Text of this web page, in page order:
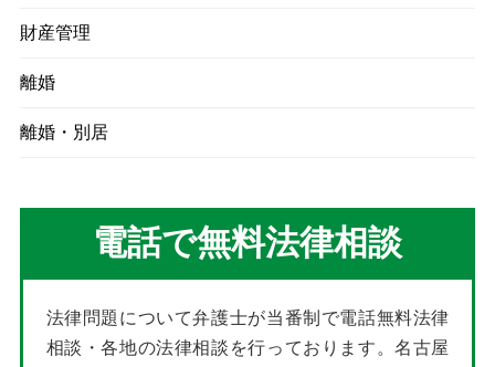
財産管理
離婚
離婚・別居
電話で無料法律相談
法律問題について弁護士が当番制で電話無料法律
相談・各地の法律相談を行っております。名古屋